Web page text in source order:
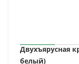
Двухъярусная
белый)